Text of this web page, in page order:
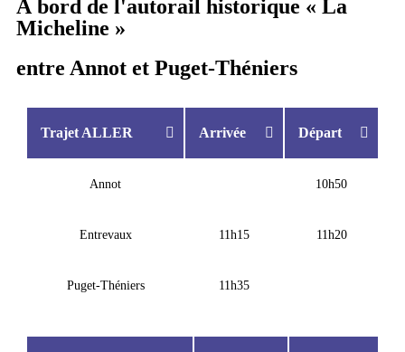
À bord de l'autorail historique « La
Micheline »
entre Annot et Puget-Théniers
Trajet ALLER Arrivée Départ
Annot 10h50
Entrevaux 11h15 11h20
Puget-Théniers 11h35